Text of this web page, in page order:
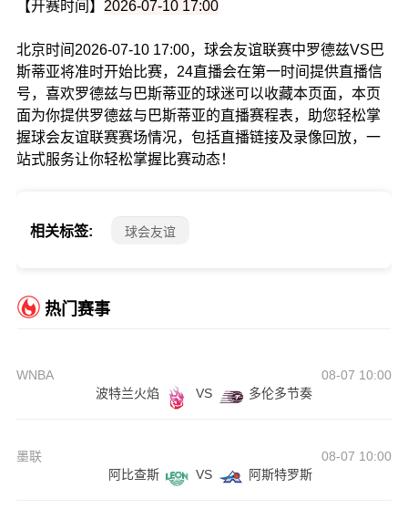
【开赛时间】 2026-07-10 17:00
北京时间2026-07-10 17:00，球会友谊联赛中罗德兹VS巴
斯蒂亚将准时开始比赛，24直播会在第一时间提供直播信
号，喜欢罗德兹与巴斯蒂亚的球迷可以收藏本页面，本页
面为你提供罗德兹与巴斯蒂亚的直播赛程表，助您轻松掌
握球会友谊联赛赛场情况，包括直播链接及录像回放，一
站式服务让你轻松掌握比赛动态！
相关标签: 球会友谊
热门赛事
WNBA
08-07 10:00
波特兰火焰
VS 多伦多节奏
墨联
08-07 10:00
阿比查斯
VS 阿斯特罗斯